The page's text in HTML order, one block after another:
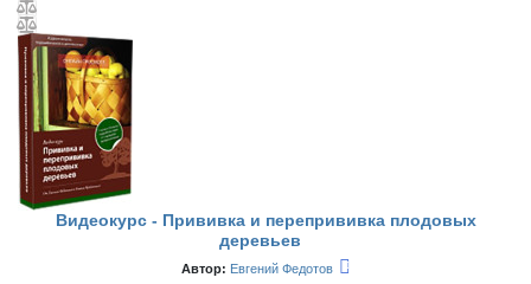
Видеокурс - Прививка и перепрививка плодовых
деревьев
Автор: Евгений Федотов